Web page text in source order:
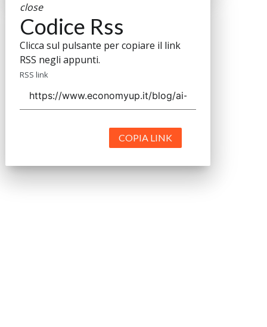
close
Codice Rss
Clicca sul pulsante per copiare il link
RSS negli appunti.
RSS link
COPIA LINK